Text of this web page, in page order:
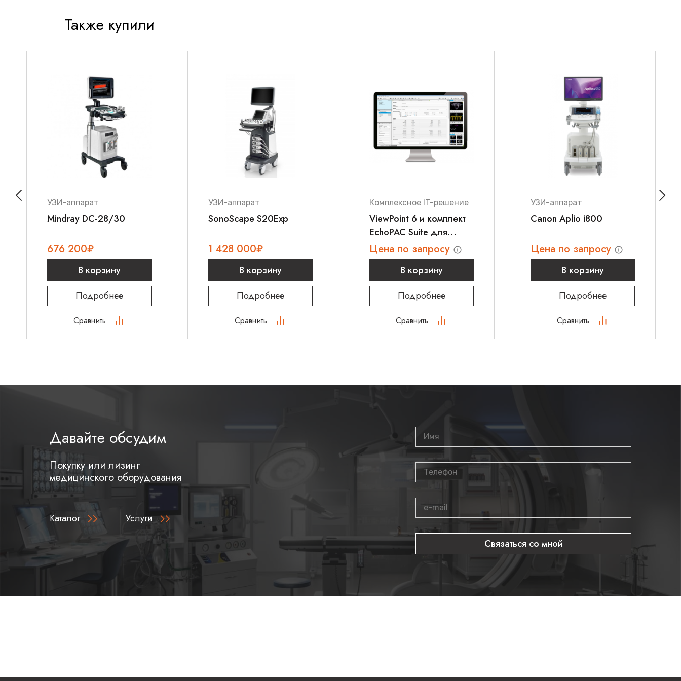
Также купили
УЗИ-аппарат
Mindray DC-28/30
676 200₽
В корзину
Подробнее
Сравнить
УЗИ-аппарат
SonoScape S20Exp
1 428 000₽
В корзину
Подробнее
Сравнить
Комплексное IT-решение
ViewPoint 6 и комплект
EchoPAC Suite для
кардиологических
исследований
Цена по запросу
В корзину
Подробнее
Сравнить
УЗИ-аппарат
Canon Aplio i800
Цена по запросу
В корзину
Подробнее
Сравнить
Давайте обсудим
Покупку или лизинг
медицинского оборудования
Каталог
Услуги
Связаться со мной